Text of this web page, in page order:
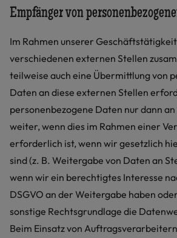
Empfänger von
Im Rahmen unserer
verschiedenen externen Stellen
teilweise auch eine Übermittlung von
Daten an diese externen Stellen
personenbezogene Daten nur dann
weiter, wenn dies im Rahmen einer
erforderlich ist, wenn wir gesetzlich
sind (z. B. Weitergabe von Daten an
wenn wir ein berechtigtes Interesse
DSGVO an der Weitergabe haben
sonstige Rechtsgrundlage die
Beim Einsatz von